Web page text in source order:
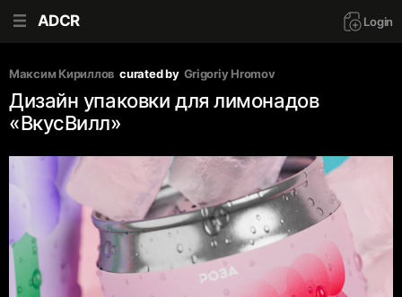
ADCR Login
Максим Кириллов curated by Grigoriy Hromov
Дизайн упаковки для лимонадов
«ВкусВилл»